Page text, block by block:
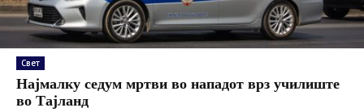
Свет
Најмалку седум мртви во нападот врз училиште
во Тајланд